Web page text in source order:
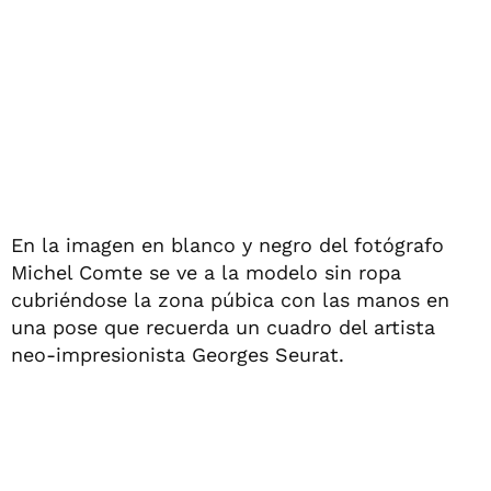
En la imagen en blanco y negro del fotógrafo
Michel Comte se ve a la modelo sin ropa
cubriéndose la zona púbica con las manos en
una pose que recuerda un cuadro del artista
neo-impresionista Georges Seurat.